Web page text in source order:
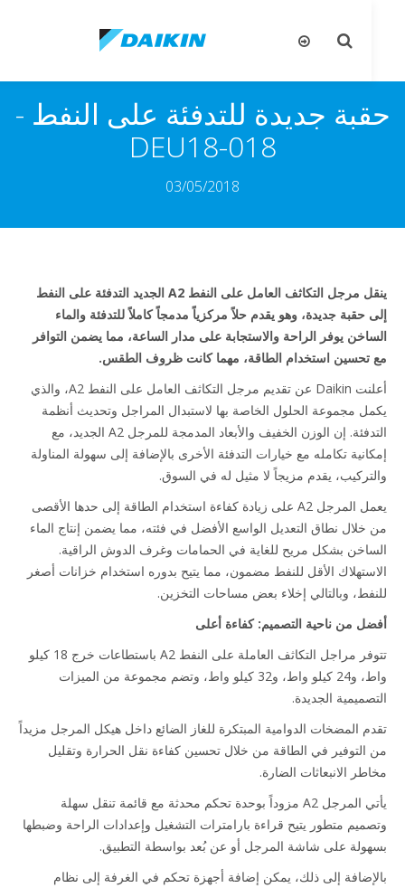
جديدة للتدفئة على النفط -
DEU18-018
03/05/2018
ينقل مرجل التكاثف العامل على النفط A2 الجديد التدفئة على النفط
حقبة جديدة، وهو يقدم حلاً مركزياً مدمجاً كاملاً للتدفئة والماء
يوفر الراحة والاستجابة على مدار الساعة، مما يضمن التوافر
استخدام الطاقة، مهما كانت ظروف الطقس.
أعلنت Daikin عن تقديم مرجل التكاثف العامل على النفط A2، والذي
مجموعة الحلول الخاصة بها لاستبدال المراجل وتحديث أنظمة
التدفئة. إن الوزن الخفيف والأبعاد المدمجة للمرجل A2 الجديد، مع
تكامله مع خيارات التدفئة الأخرى بالإضافة إلى سهولة المناولة
يقدم مزيجاً لا مثيل له في السوق.
يعمل المرجل A2 على زيادة كفاءة استخدام الطاقة إلى حدها الأقصى
نطاق التعديل الواسع الأفضل في فئته، مما يضمن إنتاج الماء
بشكل مريح للغاية في الحمامات وغرف الدوش الراقية.
الأقل للنفط مضمون، مما يتيح بدوره استخدام خزانات أصغر
وبالتالي إخلاء بعض مساحات التخزين.
من ناحية التصميم: كفاءة أعلى
تتوفر مراجل التكاثف العاملة على النفط A2 باستطاعات خرج 18 كيلو
واط، و24 كيلو واط، و32 كيلو واط، وتضم مجموعة من الميزات
الجديدة.
المضخات الدوامية المبتكرة للغاز الضائع داخل هيكل المرجل مزيداً
في الطاقة من خلال تحسين كفاءة نقل الحرارة وتقليل
الانبعاثات الضارة.
يأتي المرجل A2 مزوداً بوحدة تحكم محدثة مع قائمة تنقل سهلة
متطور يتيح قراءة بارامترات التشغيل وإعدادات الراحة وضبطها
على شاشة المرجل أو عن بُعد بواسطة التطبيق.
إلى ذلك، يمكن إضافة أجهزة تحكم في الغرفة إلى نظام